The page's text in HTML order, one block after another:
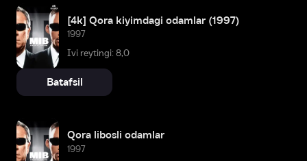
[4k] Qora kiyimdagi odamlar (1997)
1997
Ivi reytingi: 8,0
Batafsil
Qora libosli odamlar
1997